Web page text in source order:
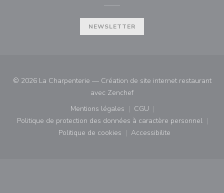
NEWSLETTER
© 2026 La Charpenterie — Création de site internet restaurant
avec Zenchef((ouvre une nouvelle
Mentions légales
((ouvre une nouvelle fenêtre))
CGU
((ouvre une nouvelle
Politique de protection des données à caractère personnel
((ouvre une nouvelle fenêtre))
Politique de cookies
((ouvre une nouvelle fenêtre))
Accessibilite
((ouvre une nouvelle